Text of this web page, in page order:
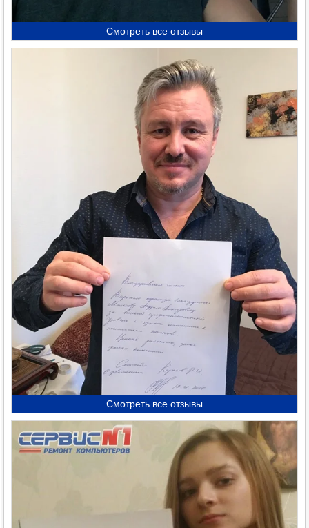
Смотреть все отзывы
Смотреть все отзывы